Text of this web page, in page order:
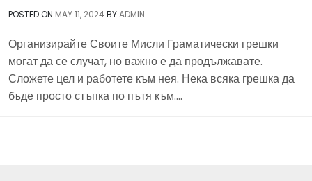
POSTED ON MAY 11, 2024BYADMIN
Организирайте Своите Мисли Граматически грешки
могат да се случат, но важно е да продължавате.
Сложете цел и работете към нея. Нека всяка грешка да
бъде просто стъпка по пътя към….